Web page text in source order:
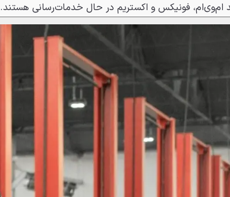
ام‌وی‌ام، فونیکس و اکستریم در حال خدمات‌رسانی هستند.